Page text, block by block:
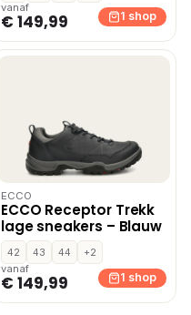
vanaf
€ 149,99 1 shop
ECCO
ECCO Receptor Trekk
lage sneakers – Blauw
42 43 44
+2
vanaf
€ 149,99 1 shop